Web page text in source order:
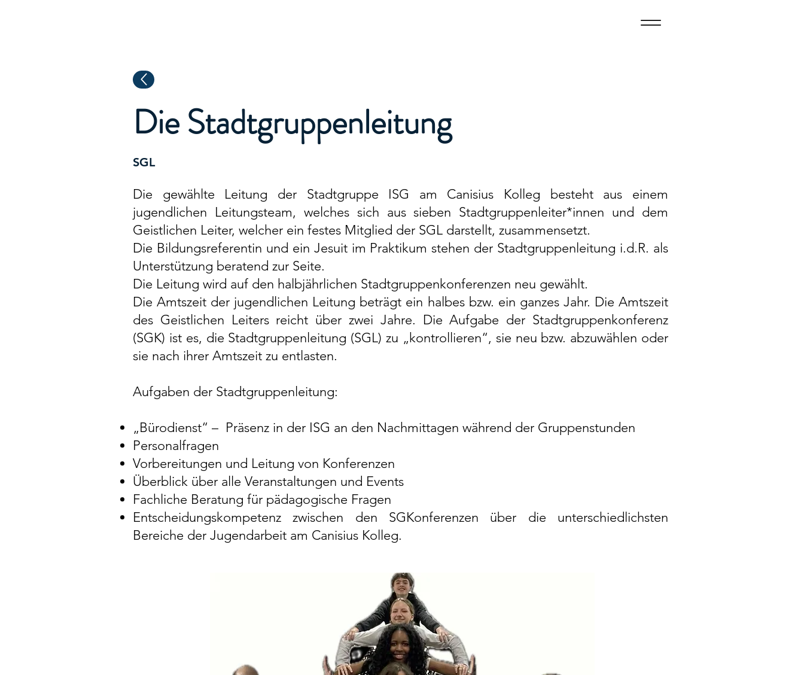
Die Stadtgruppenleitung
SGL
Die gewählte Leitung der Stadtgruppe ISG am Canisius Kolleg besteht aus einem
jugendlichen Leitungsteam, welches sich aus sieben Stadtgruppenleiter*innen und dem
Geistlichen Leiter, welcher ein festes Mitglied der SGL darstellt, zusammensetzt.
Die Bildungsreferentin und ein Jesuit im Praktikum stehen der Stadtgruppenleitung i.d.R. als
Unterstützung beratend zur Seite.
Die Leitung wird auf den halbjährlichen Stadtgruppenkonferenzen neu gewählt.
Die Amtszeit der jugendlichen Leitung beträgt ein halbes bzw. ein ganzes Jahr. Die Amtszeit
des Geistlichen Leiters reicht über zwei Jahre. Die Aufgabe der Stadtgruppenkonferenz
(SGK) ist es, die Stadtgruppenleitung (SGL) zu „kontrollieren“, sie neu bzw. abzuwählen oder
sie nach ihrer Amtszeit zu entlasten.
Aufgaben der Stadtgruppenleitung:
„Bürodienst“ – Präsenz in der ISG an den Nachmittagen während der Gruppenstunden
Personalfragen
Vorbereitungen und Leitung von Konferenzen
Überblick über alle Veranstaltungen und Events
Fachliche Beratung für pädagogische Fragen
Entscheidungskompetenz zwischen den SGKonferenzen über die unterschiedlichsten
Bereiche der Jugendarbeit am Canisius Kolleg.